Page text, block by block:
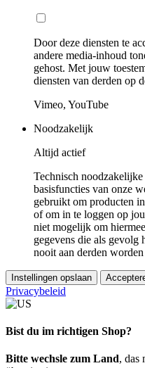
Door deze diensten te
andere media-inhoud
gehost. Met jouw
diensten van derden op
Vimeo, YouTube
Noodzakelijk
Altijd actief
Technisch
basisfuncties van onze
gebruikt om producten
of om in te loggen op
niet mogelijk om
gegevens die als gevolg
nooit aan derden
Instellingen opslaan
Privacybeleid
Bist du im richtigen Shop?
Bitte wechsle zum Land, das